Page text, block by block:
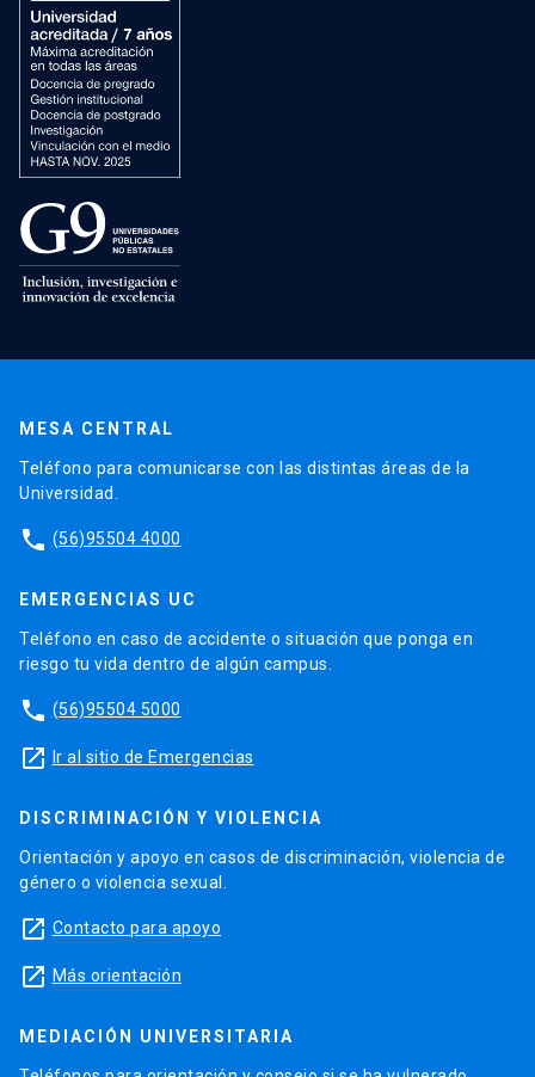
MESA CENTRAL
Teléfono para comunicarse con las distintas áreas de la
Universidad.
phone (56)95504 4000
EMERGENCIAS UC
Teléfono en caso de accidente o situación que ponga en
riesgo tu vida dentro de algún campus.
phone (56)95504 5000
launch Ir al sitio de Emergencias
DISCRIMINACIÓN Y VIOLENCIA
Orientación y apoyo en casos de discriminación, violencia de
género o violencia sexual.
launch Contacto para apoyo
launch Más orientación
MEDIACIÓN UNIVERSITARIA